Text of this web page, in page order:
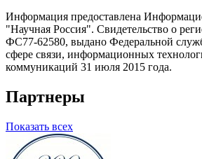
Информация предоставлена
"Научная Россия". Свидетельство о
ФС77-62580, выдано Федеральной
сфере связи, информационных
коммуникаций 31 июля 2015 года.
Партнеры
Показать всех